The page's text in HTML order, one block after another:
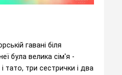
гавані біля
була велика сім'я -
тато, три сестрички і два